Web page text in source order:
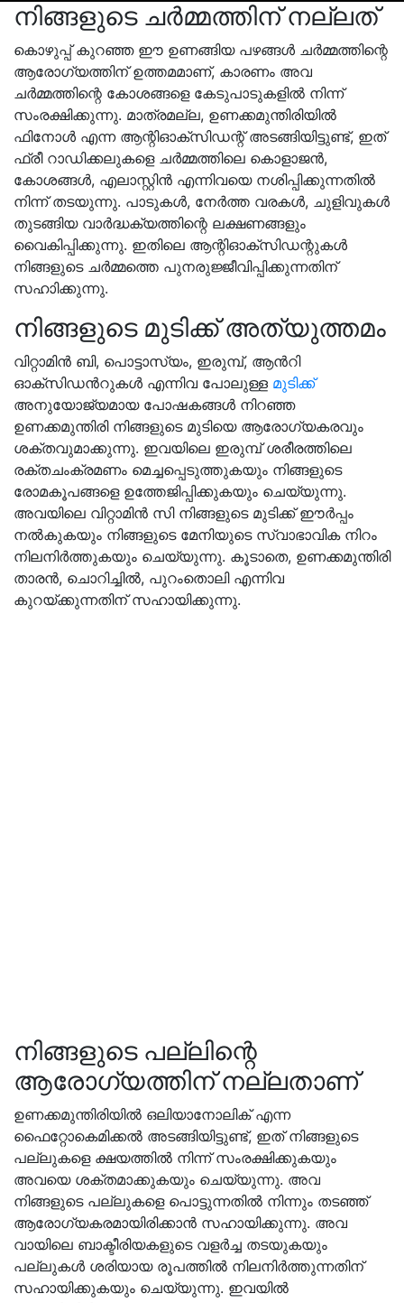
നിങ്ങളുടെ ചർമ്മത്തിന് നല്ലത്
കൊഴുപ്പ് കുറഞ്ഞ ഈ ഉണങ്ങിയ പഴങ്ങൾ ചർമ്മത്തിന്റെ
ആരോഗ്യത്തിന് ഉത്തമമാണ്, കാരണം അവ
ചർമ്മത്തിന്റെ കോശങ്ങളെ കേടുപാടുകളിൽ നിന്ന്
സംരക്ഷിക്കുന്നു. മാത്രമല്ല, ഉണക്കമുന്തിരിയിൽ
ഫിനോൾ എന്ന ആന്റിഓക്‌സിഡന്റ് അടങ്ങിയിട്ടുണ്ട്, ഇത്
ഫ്രീ റാഡിക്കലുകളെ ചർമ്മത്തിലെ കൊളാജൻ,
കോശങ്ങൾ, എലാസ്റ്റിൻ എന്നിവയെ നശിപ്പിക്കുന്നതിൽ
നിന്ന് തടയുന്നു. പാടുകൾ, നേർത്ത വരകൾ, ചുളിവുകൾ
തുടങ്ങിയ വാർദ്ധക്യത്തിന്റെ ലക്ഷണങ്ങളും
വൈകിപ്പിക്കുന്നു. ഇതിലെ ആന്റിഓക്‌സിഡന്റുകൾ
നിങ്ങളുടെ ചർമ്മത്തെ പുനരുജ്ജീവിപ്പിക്കുന്നതിന്
സഹാിക്കുന്നു.
നിങ്ങളുടെ മുടിക്ക് അത്യുത്തമം
വിറ്റാമിൻ ബി, പൊട്ടാസ്യം, ഇരുമ്പ്, ആൻറി
ഓക്സിഡൻറുകൾ എന്നിവ പോലുള്ള മുടിക്ക്
അനുയോജ്യമായ പോഷകങ്ങൾ നിറഞ്ഞ
ഉണക്കമുന്തിരി നിങ്ങളുടെ മുടിയെ ആരോഗ്യകരവും
ശക്തവുമാക്കുന്നു. ഇവയിലെ ഇരുമ്പ് ശരീരത്തിലെ
രക്തചംക്രമണം മെച്ചപ്പെടുത്തുകയും നിങ്ങളുടെ
രോമകൂപങ്ങളെ ഉത്തേജിപ്പിക്കുകയും ചെയ്യുന്നു.
അവയിലെ വിറ്റാമിൻ സി നിങ്ങളുടെ മുടിക്ക് ഈർപ്പം
നൽകുകയും നിങ്ങളുടെ മേനിയുടെ സ്വാഭാവിക നിറം
നിലനിർത്തുകയും ചെയ്യുന്നു. കൂടാതെ, ഉണക്കമുന്തിരി
താരൻ, ചൊറിച്ചിൽ, പുറംതൊലി എന്നിവ
കുറയ്ക്കുന്നതിന് സഹായിക്കുന്നു.
നിങ്ങളുടെ പല്ലിന്റെ
ആരോഗ്യത്തിന് നല്ലതാണ്
ഉണക്കമുന്തിരിയിൽ ഒലിയാനോലിക് എന്ന
ഫൈറ്റോകെമിക്കൽ അടങ്ങിയിട്ടുണ്ട്, ഇത് നിങ്ങളുടെ
പല്ലുകളെ ക്ഷയത്തിൽ നിന്ന് സംരക്ഷിക്കുകയും
അവയെ ശക്തമാക്കുകയും ചെയ്യുന്നു. അവ
നിങ്ങളുടെ പല്ലുകളെ പൊട്ടുന്നതിൽ നിന്നും തടഞ്ഞ്
ആരോഗ്യകരമായിരിക്കാൻ സഹായിക്കുന്നു. അവ
വായിലെ ബാക്ടീരിയകളുടെ വളർച്ച തടയുകയും
പല്ലുകൾ ശരിയായ രൂപത്തിൽ നിലനിർത്തുന്നതിന്
സഹായിക്കുകയും ചെയ്യുന്നു. ഇവയിൽ